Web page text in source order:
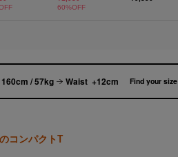
160cm / 57kg Waist +12cm Find your size
コンパクトT